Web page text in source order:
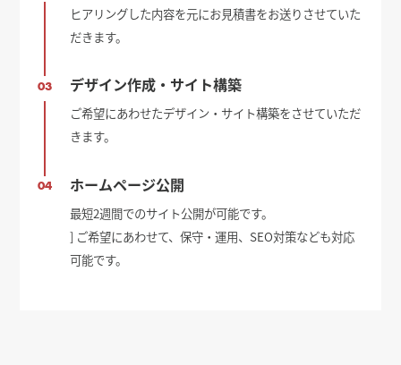
ヒアリングした内容を元にお見積書をお送りさせていた
だきます。
03 デザイン作成・サイト構築
ご希望にあわせたデザイン・サイト構築をさせていただ
きます。
04 ホームページ公開
最短2週間でのサイト公開が可能です。
] ご希望にあわせて、保守・運用、SEO対策なども対応
可能です。